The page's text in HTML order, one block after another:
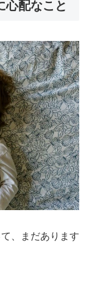
心配なこと
、まだあります